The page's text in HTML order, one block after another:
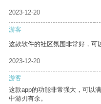
2023-12-20
游客
这款软件的社区氛围非常好，可
2023-12-20
游客
这款app的功能非常强大，可以
中游刃有余。